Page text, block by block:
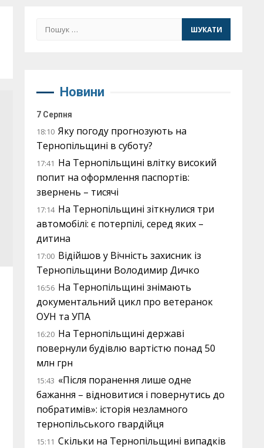
Пошук:
Новини
7 Серпня
18:10 Яку погоду прогнозують на
Тернопільщині в суботу?
17:41 На Тернопільщині влітку високий
попит на оформлення паспортів:
звернень – тисячі
17:14 На Тернопільщині зіткнулися три
автомобілі: є потерпілі, серед яких –
дитина
17:00 Відійшов у Вічність захисник із
Тернопільщини Володимир Дичко
16:56 На Тернопільщині знімають
документальний цикл про ветеранок
ОУН та УПА
16:20 На Тернопільщині державі
повернули будівлю вартістю понад 50
млн грн
15:43 «Після поранення лише одне
бажання – відновитися і повернутись до
побратимів»: історія незламного
тернопільського гвардійця
15:11 Скільки на Тернопільщині випадків